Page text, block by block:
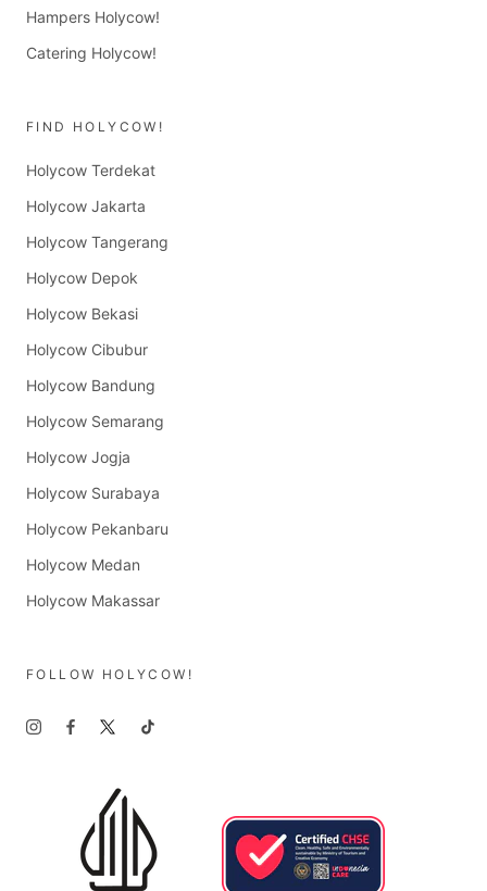
Hampers Holycow!
Catering Holycow!
FIND HOLYCOW!
Holycow Terdekat
Holycow Jakarta
Holycow Tangerang
Holycow Depok
Holycow Bekasi
Holycow Cibubur
Holycow Bandung
Holycow Semarang
Holycow Jogja
Holycow Surabaya
Holycow Pekanbaru
Holycow Medan
Holycow Makassar
FOLLOW HOLYCOW!